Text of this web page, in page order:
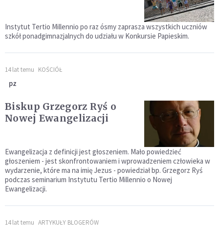
Instytut Tertio Millennio po raz ósmy zaprasza wszystkich uczniów
szkół ponadgimnazjalnych do udziału w Konkursie Papieskim.
14 lat temu KOŚCIÓŁ
pz
Biskup Grzegorz Ryś o
Nowej Ewangelizacji
Ewangelizacja z definicji jest głoszeniem. Mało powiedzieć
głoszeniem - jest skonfrontowaniem i wprowadzeniem człowieka w
wydarzenie, które ma na imię Jezus - powiedział bp. Grzegorz Ryś
podczas seminarium Instytutu Tertio Millennio o Nowej
Ewangelizacji.
14 lat temu ARTYKUŁY BLOGERÓW